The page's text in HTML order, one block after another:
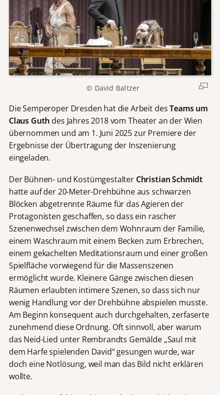
© David Baltzer
Die Semperoper Dresden hat die Arbeit desTeams um
Claus Guth des Jahres 2018 vom Theater an der Wien
übernommen und am 1. Juni 2025 zur Premiere der
Ergebnisse der Übertragung der Inszenierung
eingeladen.
Der Bühnen- und Kostümgestalter Christian Schmidt
hatte auf der 20-Meter-Drehbühne aus schwarzen
Blöcken abgetrennte Räume für das Agieren der
Protagonisten geschaffen, so dass ein rascher
Szenenwechsel zwischen dem Wohnraum der Familie,
einem Waschraum mit einem Becken zum Erbrechen,
einem gekachelten Meditationsraum und einer großen
Spielfläche vorwiegend für die Massenszenen
ermöglicht wurde. Kleinere Gänge zwischen diesen
Räumen erlaubten intimere Szenen, so dass sich nur
wenig Handlung vor der Drehbühne abspielen musste.
Am Beginn konsequent auch durchgehalten, zerfaserte
zunehmend diese Ordnung. Oft sinnvoll, aber warum
das Neid-Lied unter Rembrandts Gemälde „Saul mit
dem Harfe spielenden David“ gesungen wurde, war
doch eine Notlösung, weil man das Bild nicht erklären
wollte.